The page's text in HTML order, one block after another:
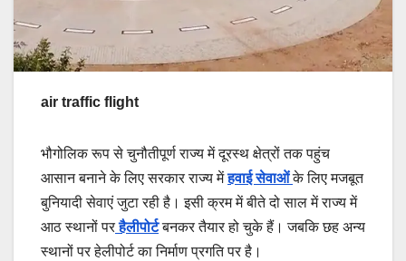
air traffic flight
भौगोलिक रूप से चुनौतीपूर्ण राज्य में दूरस्थ क्षेत्रों तक पहुंच
आसान बनाने के लिए सरकार राज्य मेंहवाई सेवाओंके लिए मजबूत
बुनियादी सेवाएं जुटा रही है। इसी क्रम में बीते दो साल में राज्य में
आठ स्थानों परहैलीपोर्टबनकर तैयार हो चुके हैं। जबकि छह अन्य
स्थानों पर हेलीपोर्ट का निर्माण प्रगति पर है।